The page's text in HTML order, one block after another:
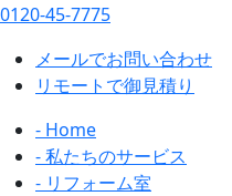
0120-45-7775
メールでお問い合わせ
リモートで御見積り
- Home
- 私たちのサービス
- リフォーム室